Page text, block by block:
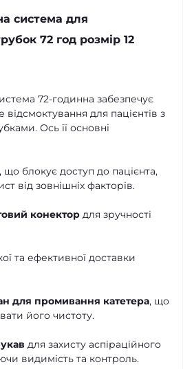
система для
72 год розмір 12
72-годинна забезпечує
для пацієнтів з
Ось її основні
, що блокує доступ до пацієнта,
від зовнішніх факторів.
конектор для зручності
та ефективної доставки
для промивання катетера, що
його чистоту.
для захисту аспіраційного
видимість та контроль.